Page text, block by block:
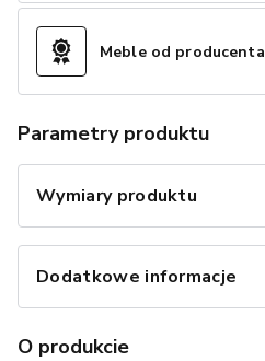
Meble od producenta
Parametry produktu
Wymiary produktu
Dodatkowe informacje
O produkcie